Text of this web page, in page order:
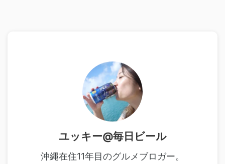
ユッキー@毎日ビール
沖縄在住11年目のグルメブロガー。